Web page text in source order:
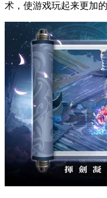
术，使游戏玩起来更加